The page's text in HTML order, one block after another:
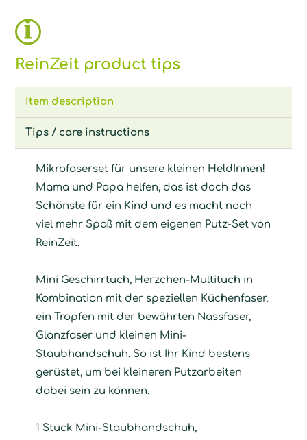
ReinZeit product tips
Item description
Tips / care instructions
Mikrofaserset für unsere kleinen HeldInnen!
Mama und Papa helfen, das ist doch das
Schönste für ein Kind und es macht noch
viel mehr Spaß mit dem eigenen Putz-Set von
ReinZeit.
Mini Geschirrtuch, Herzchen-Multituch in
Kombination mit der speziellen Küchenfaser,
ein Tropfen mit der bewährten Nassfaser,
Glanzfaser und kleinen Mini-
Staubhandschuh. So ist Ihr Kind bestens
gerüstet, um bei kleineren Putzarbeiten
dabei sein zu können.
1 Stück Mini-Staubhandschuh,